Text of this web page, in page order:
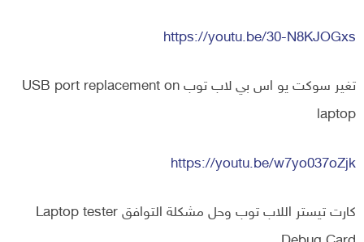
https://youtu.be/30-N8KJOGxs
تغير سوكت يو اس بي لاب توب USB port replacement on
laptop
https://youtu.be/w7yo037oZjk
كارت تيستر اللاب توب وحل مشكلة التوافق Laptop tester